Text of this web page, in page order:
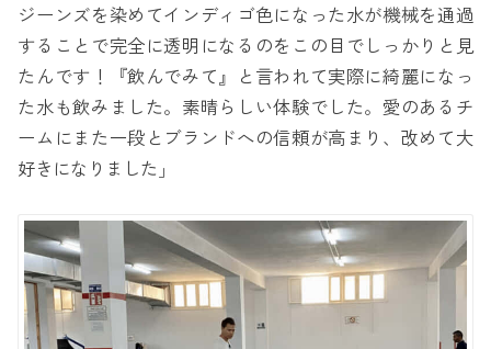
ジーンズを染めてインディゴ色になった水が機械を通過
することで完全に透明になるのをこの目でしっかりと見
たんです！『飲んでみて』と言われて実際に綺麗になっ
た水も飲みました。素晴らしい体験でした。愛のあるチ
ームにまた一段とブランドへの信頼が高まり、改めて大
好きになりました」